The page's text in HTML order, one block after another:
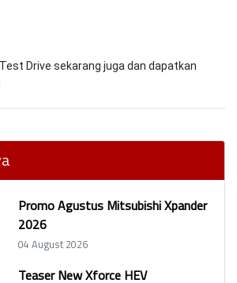
Drive sekarang juga dan dapatkan
Promo Agustus Mitsubishi Xpander
2026
04 August 2026
Teaser New Xforce HEV